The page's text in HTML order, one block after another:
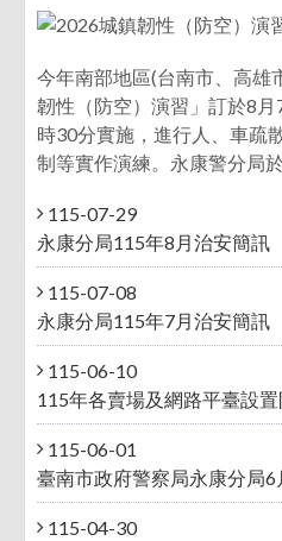
今年南部地區(台南市、高雄
韌性（防空）演習」訂於8
時30分實施，進行人、車疏
制等實作演練。永康警分局
115-07-29
永康分局115年8月治安簡訊
115-07-08
永康分局115年7月治安簡訊
115-06-10
115年各賣場及網路平臺設
115-06-01
臺南市政府警察局永康分局6
115-04-30